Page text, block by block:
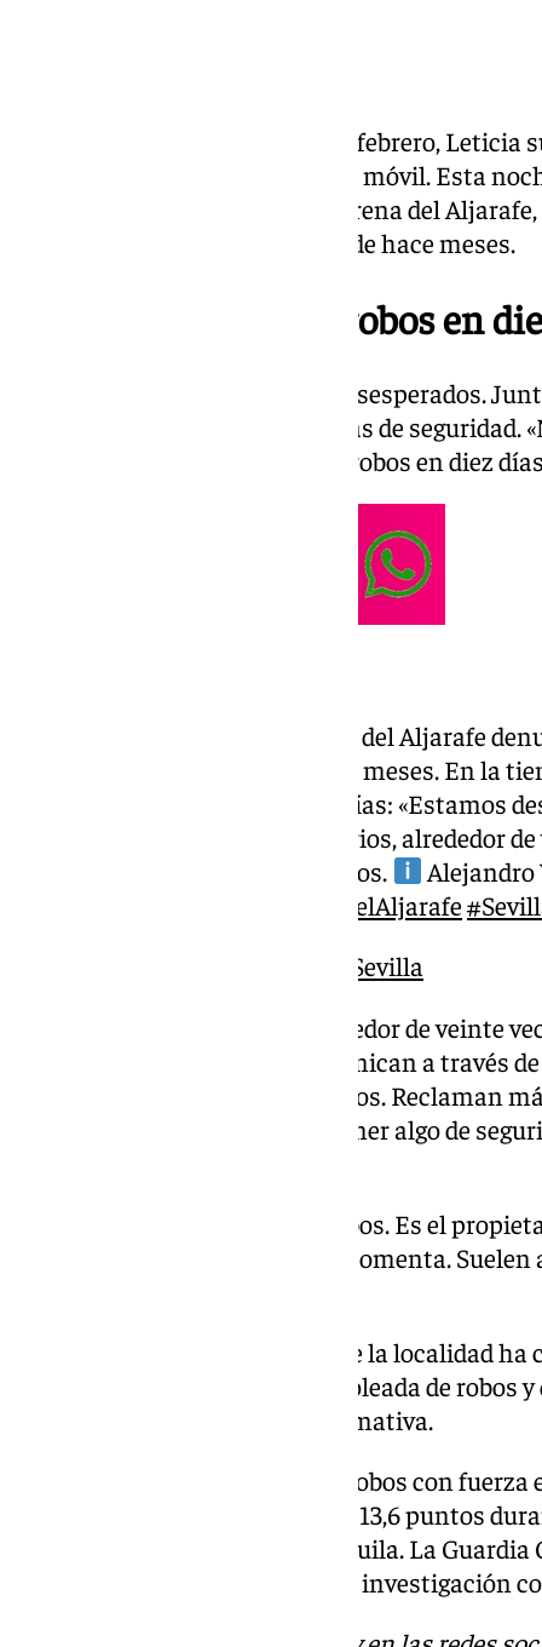
La pasada madrugada del 24 de febrero,
llevaron mil euros y un teléfono móvil. Esta
zona del Nuevo Bulevar, en Mairena del
denuncian múltiples robos desde hace meses.
«Hemos sufrido dos robos en
Leticia nos cuenta que están desesperados.
en vela pendiente de las cámaras de seguridad.
a entrar. Ya hemos sufrido dos robos en diez
? Comerciantes de Mairena del Aljarafe
múltiples robos desde hace meses. En la
entrado dos veces en diez días: «Estamos
cuenta. Según los propietarios, alrededor
sufrido robos en sus negocios.
Alejandro
#MairenadelAljarafe
♬ sonido original – 101TV Sevilla
Según nos cuenta Leticia, alrededor de veinte
robos en sus negocios. Se comunican a través
cada vez se suman más afectados. Reclaman
vigilancia para que podamos tener algo de
José también ha sufrido dos robos. Es el
con ansiedad y desesperados», comenta.
Por su parte el Ayuntamiento de la localidad
oficiales desmienten que haya oleada de robos
todos los barrios cumple la normativa.
El consistorio justifica que los robos con
y otras instalaciones han caído 13,6 puntos
del Aljarafe es una ciudad tranquila. La
habido varios detenidos, pero la investigación